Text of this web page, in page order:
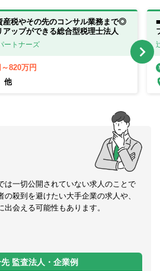
産税やその先のコンサル業務まで◎
ップができる総合型税理士法人
ートナーズ
820万円
他
は一切公開されていない求人のことで
殺到を避けたい大手企業の求人や、
会える可能性もあります。
監査法人・企業例